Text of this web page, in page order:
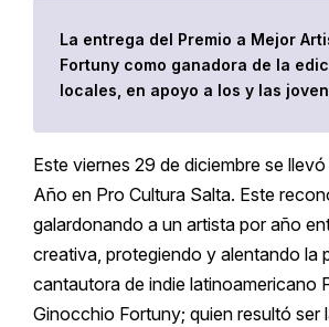
La entrega del Premio a Mejor
Fortuny como ganadora de la
locales, en apoyo a los y las
Este viernes 29 de diciembre se
Año en Pro Cultura Salta. Este
galardonando a un artista por año
creativa, protegiendo y alentando la
cantautora de indie latinoamericano
Ginocchio Fortuny; quien resultó ser